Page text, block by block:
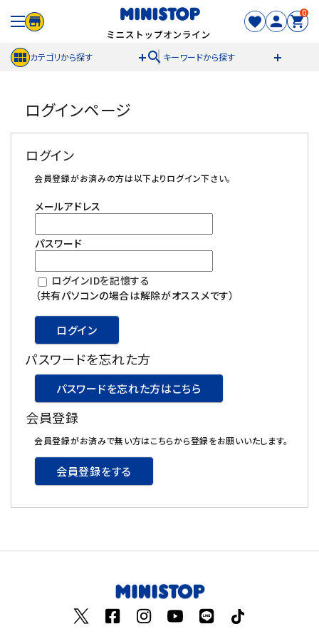
0
カテゴリから探す search キーワードから探す
meeting_room ログイン person 新規登録
セール商品
カテゴリから探す
冷凍食品
スイーツ
お菓子
酒類
日用品
ギフト
ログインページ
ログイン
会員登録がお済みの方は以下よりログイン下さい。
メールアドレス
パスワード
ログインIDを記憶する
（共有パソコンの場合は解除がオススメです）
ログイン
パスワードを忘れた方
パスワードを忘れた方はこちら
会員登録
会員登録がお済みで無い方はこちらから登録をお願いいたします。
会員登録をする